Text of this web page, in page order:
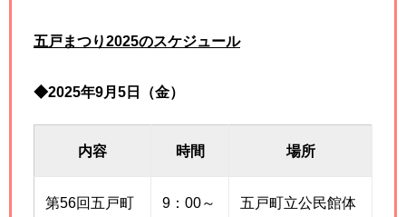
五戸まつり2025のスケジュール
◆2025年9月5日（金）
内容 時間 場所
第56回五戸町 9：00～ 五戸町立公民館体